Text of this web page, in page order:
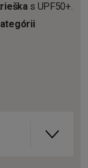
s UPF50+.